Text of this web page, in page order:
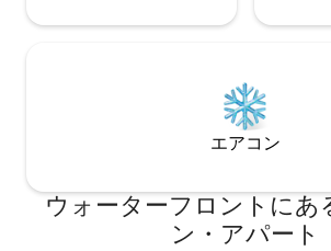
エアコン
ウォーターフロントにあ
ン・アパート